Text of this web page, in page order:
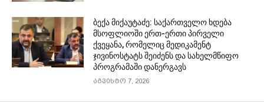
ბექა მიქაუტაძე: საქართველო ხდება
მსოფლიოში ერთ-ერთი პირველი
ქვეყანა, რომელიც მედიკამენტ
ჯივინოსტატს შეიძენს და სახელმწიფო
პროგრამაში დანერგავს
აგვისტო 7, 2026